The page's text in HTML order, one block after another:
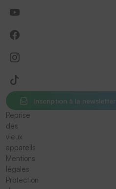
Inscription à la newsletter
Reprise
des
vieux
appareils
Mentions
légales
Protection